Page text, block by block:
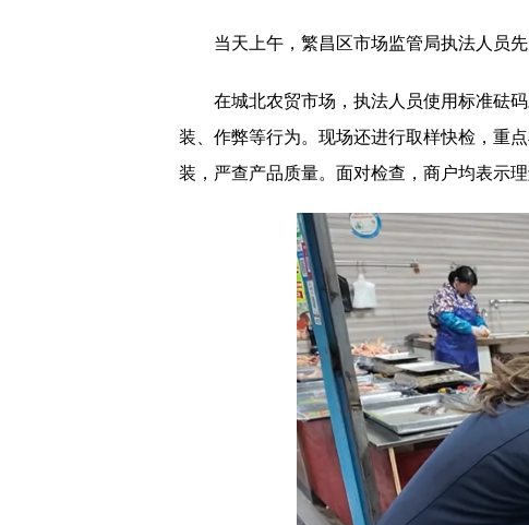
当天上午，繁昌区市场监管局执法人员先
在城北农贸市场，执法人员使用标准砝码
装、作弊等行为。现场还进行取样快检，重
装，严查产品质量。面对检查，商户均表示理